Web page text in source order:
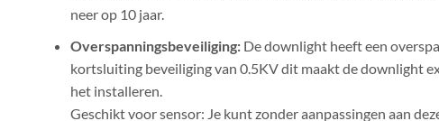
neer op 10 jaar.
Overspanningsbeveiliging:De downlight heeft een
kortsluiting beveiliging van 0.5KV dit maakt de downlight
het installeren.
Geschikt voor sensor: Je kunt zonder aanpassingen aan